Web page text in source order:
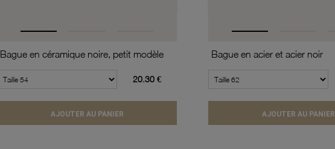
Bague en céramique noire, petit modèle
20.30 €
AJOUTER AU PANIER
Bague en acier et acier noir
AJOUTER AU PANIER